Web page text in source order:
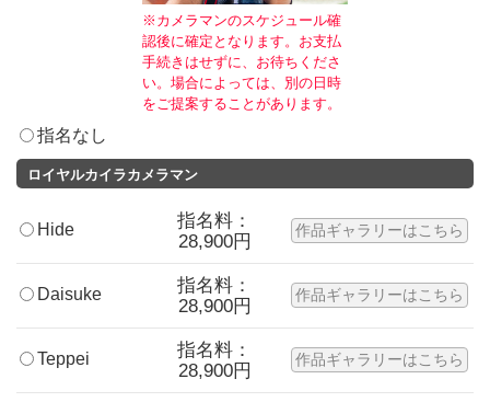
※カメラマンのスケジュール確
認後に確定となります。お支払
手続きはせずに、お待ちくださ
い。場合によっては、別の日時
をご提案することがあります。
指名なし
ロイヤルカイラカメラマン
Hide
指名料：
28,900円
作品ギャラリーはこちら
Daisuke
指名料：
28,900円
作品ギャラリーはこちら
Teppei
指名料：
28,900円
作品ギャラリーはこちら